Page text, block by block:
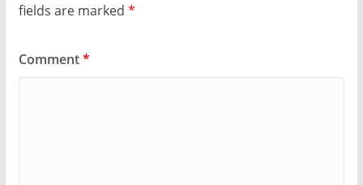
fields are marked *
Comment*